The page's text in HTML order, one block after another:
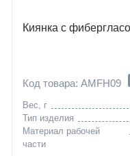
Киянка с
Код товара: AMFH09
Вес, г
Тип изделия
Материал рабочей
части